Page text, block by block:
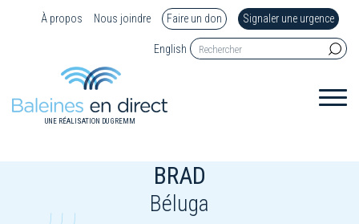
À propos Nous joindre Faire un don Signaler une urgence
English
UNE RÉALISATION DU GREMM
BRAD
Béluga